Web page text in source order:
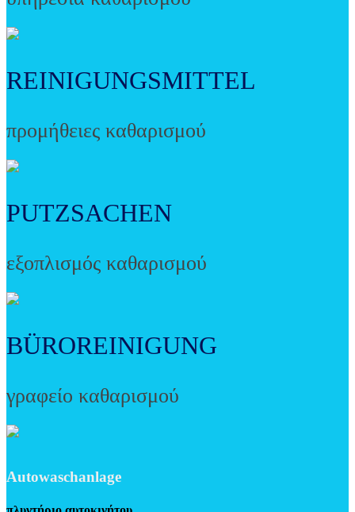
REINIGUNGSMITTEL
προμήθειες καθαρισμού
PUTZSACHEN
εξοπλισμός καθαρισμού
BÜROREINIGUNG
γραφείο καθαρισμού
Autowaschanlage